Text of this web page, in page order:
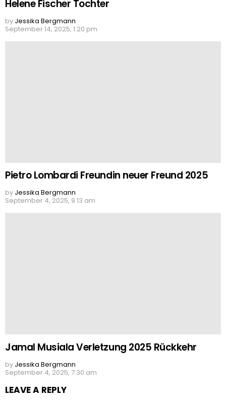
Helene Fischer Tochter
by Jessika Bergmann
September 14, 2025, 1:20 pm
Pietro Lombardi Freundin neuer Freund 2025
by Jessika Bergmann
September 4, 2025, 9:13 am
Jamal Musiala Verletzung 2025 Rückkehr
by Jessika Bergmann
September 4, 2025, 7:30 am
LEAVE A REPLY